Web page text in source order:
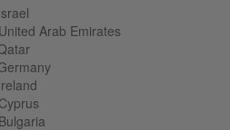
Arab Emirates